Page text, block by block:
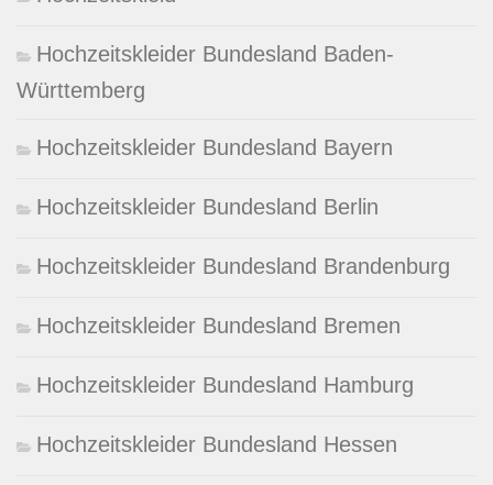
Hochzeitskleider Bundesland Baden-
Württemberg
Hochzeitskleider Bundesland Bayern
Hochzeitskleider Bundesland Berlin
Hochzeitskleider Bundesland Brandenburg
Hochzeitskleider Bundesland Bremen
Hochzeitskleider Bundesland Hamburg
Hochzeitskleider Bundesland Hessen